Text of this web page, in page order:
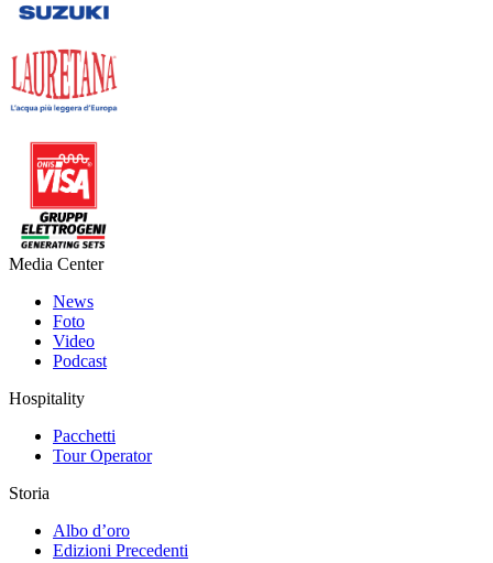
Media Center
News
Foto
Video
Podcast
Hospitality
Pacchetti
Tour Operator
Storia
Albo d’oro
Edizioni Precedenti